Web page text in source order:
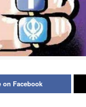
on Facebook